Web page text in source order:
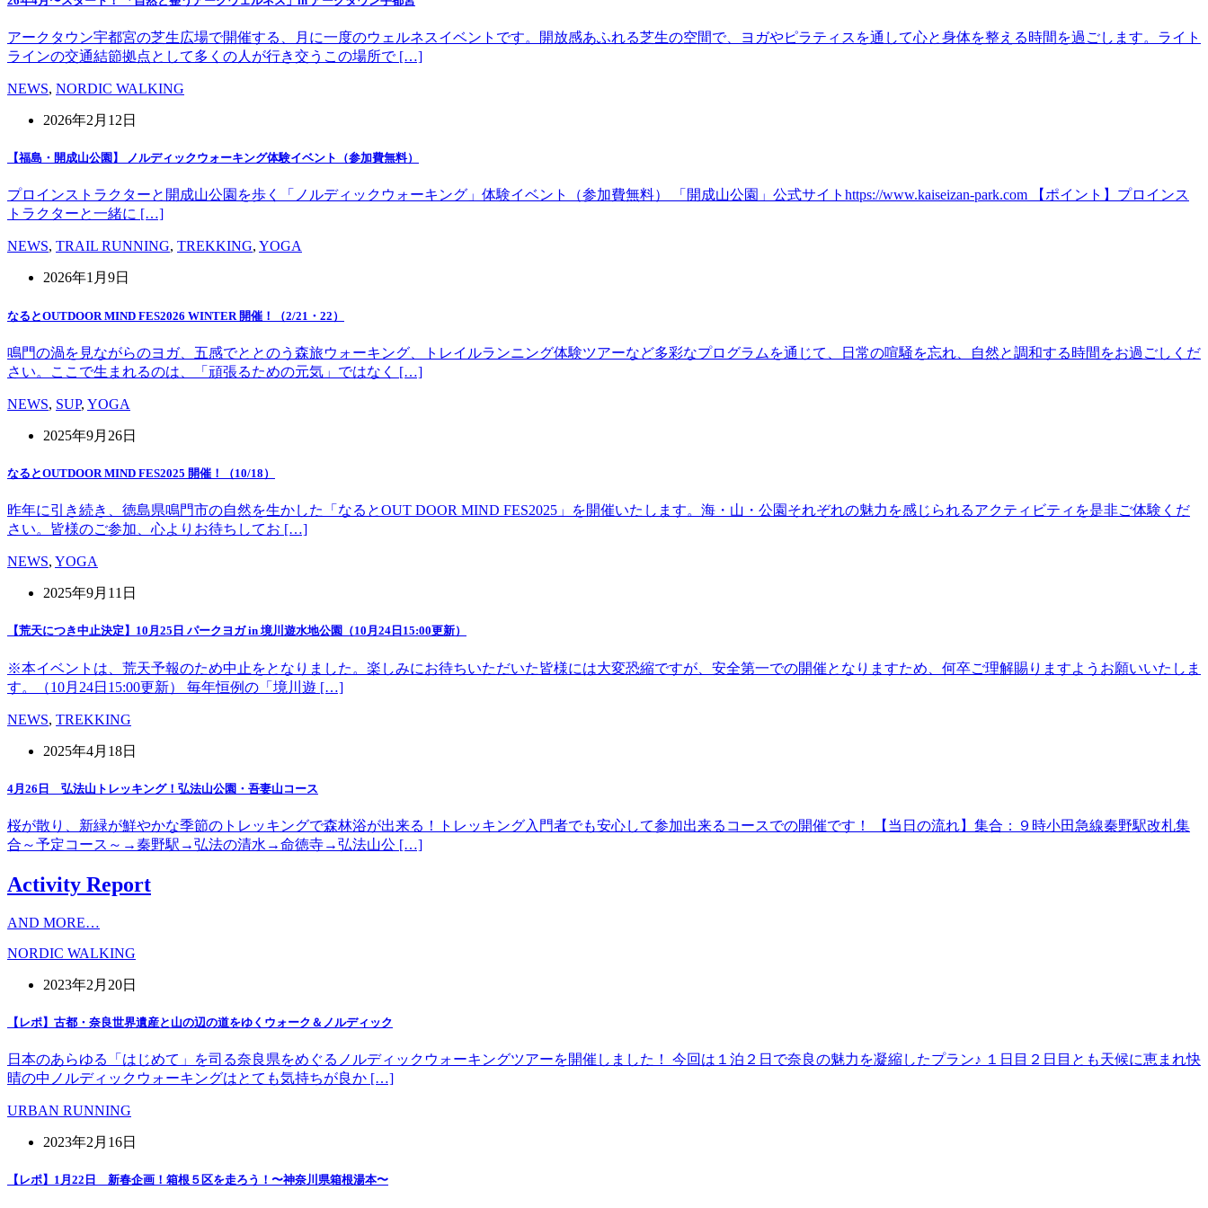
アークタウン宇都宮の芝生広場で開催する、月に一度のウェルネスイベントです。開放感あふれる芝生の空間で、ヨガやピラティスを通して心と身体を整える時間を過ごします。ライト
ラインの交通結節拠点として多くの人が行き交うこの場所で […]
NEWS, NORDIC WALKING
2026年2月12日
【福島・開成山公園】 ノルディックウォーキング体験イベント（参加費無料）
プロインストラクターと開成山公園を歩く「ノルディックウォーキング」体験イベント（参加費無料） 「開成山公園」公式サイトhttps://www.kaiseizan-park.com 【ポイント】プロインス
トラクターと一緒に […]
NEWS, TRAIL RUNNING, TREKKING, YOGA
2026年1月9日
なるとOUTDOOR MIND FES2026 WINTER 開催！（2/21・22）
鳴門の渦を見ながらのヨガ、五感でととのう森旅ウォーキング、トレイルランニング体験ツアーなど多彩なプログラムを通じて、日常の喧騒を忘れ、自然と調和する時間をお過ごしくだ
さい。ここで生まれるのは、「頑張るための元気」ではなく […]
NEWS, SUP, YOGA
2025年9月26日
なるとOUTDOOR MIND FES2025 開催！（10/18）
昨年に引き続き、徳島県鳴門市の自然を生かした「なるとOUT DOOR MIND FES2025」を開催いたします。海・山・公園それぞれの魅力を感じられるアクティビティを是非ご体験くだ
さい。皆様のご参加、心よりお待ちしてお […]
NEWS, YOGA
2025年9月11日
【荒天につき中止決定】10月25日 パークヨガ in 境川遊水地公園（10月24日15:00更新）
※本イベントは、荒天予報のため中止をとなりました。楽しみにお待ちいただいた皆様には大変恐縮ですが、安全第一での開催となりますため、何卒ご理解賜りますようお願いいたしま
す。（10月24日15:00更新） 毎年恒例の「境川遊 […]
NEWS, TREKKING
2025年4月18日
4月26日 弘法山トレッキング！弘法山公園・吾妻山コース
桜が散り、新緑が鮮やかな季節のトレッキングで森林浴が出来る！トレッキング入門者でも安心して参加出来るコースでの開催です！ 【当日の流れ】集合：９時小田急線秦野駅改札集
合～予定コース～→秦野駅→弘法の清水→命徳寺→弘法山公 […]
Activity Report
AND MORE…
NORDIC WALKING
2023年2月20日
【レポ】古都・奈良世界遺産と山の辺の道をゆくウォーク＆ノルディック
日本のあらゆる「はじめて」を司る奈良県をめぐるノルディックウォーキングツアーを開催しました！ 今回は１泊２日で奈良の魅力を凝縮したプラン♪ １日目２日目とも天候に恵まれ快
晴の中ノルディックウォーキングはとても気持ちが良か […]
URBAN RUNNING
2023年2月16日
【レポ】1月22日 新春企画！箱根５区を走ろう！〜神奈川県箱根湯本〜